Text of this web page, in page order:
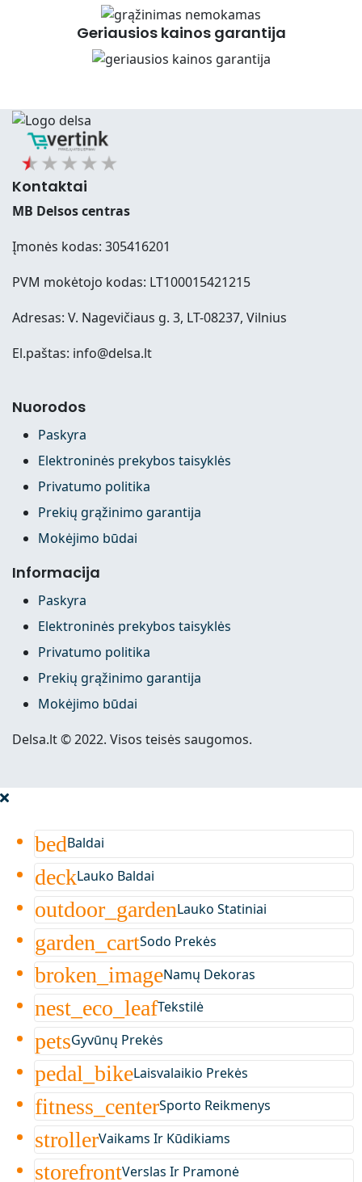
Geriausios kainos garantija
Kontaktai
MB Delsos centras
Įmonės kodas: 305416201
PVM mokėtojo kodas: LT100015421215
Adresas: V. Nagevičiaus g. 3, LT-08237, Vilnius
El.paštas: info@delsa.lt
Nuorodos
Paskyra
Elektroninės prekybos taisyklės
Privatumo politika
Prekių grąžinimo garantija
Mokėjimo būdai
Informacija
Paskyra
Elektroninės prekybos taisyklės
Privatumo politika
Prekių grąžinimo garantija
Mokėjimo būdai
Delsa.lt © 2022. Visos teisės saugomos.
bedBaldai
deckLauko Baldai
outdoor_gardenLauko Statiniai
garden_cartSodo Prekės
broken_imageNamų Dekoras
nest_eco_leafTekstilė
petsGyvūnų Prekės
pedal_bikeLaisvalaikio Prekės
fitness_centerSporto Reikmenys
strollerVaikams Ir Kūdikiams
storefrontVerslas Ir Pramonė